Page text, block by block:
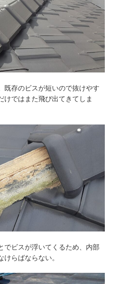
既存のビスが短いので抜けやす
けではまた飛び出てきてしま
でビスが浮いてくるため、内部
らばならない。